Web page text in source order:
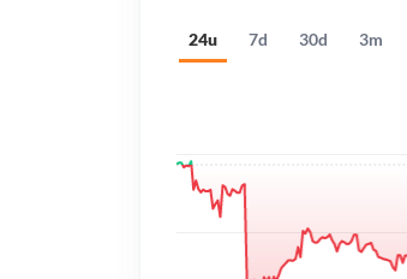
24u 7d 30d 3m